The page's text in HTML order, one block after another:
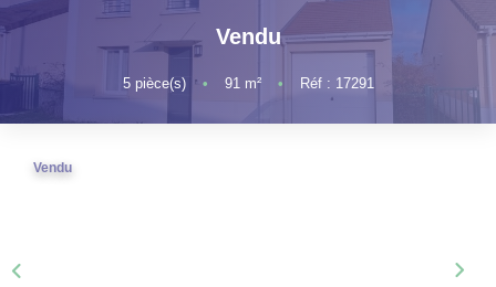
ESTIMER
Vendu
5pièce(s) • 91 m² • Réf : 17291
Vendu